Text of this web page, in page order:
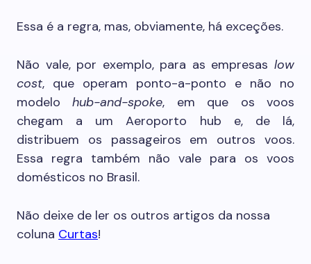
Essa é a regra, mas, obviamente, há exceções.
Não vale, por exemplo, para as empresas low
cost, que operam ponto-a-ponto e não no
modelohub-and-spoke, em que os voos
chegam a um Aeroporto hub e, de lá,
distribuem os passageiros em outros voos.
Essa regra também não vale para os voos
domésticos no Brasil.
Não deixe de ler os outros artigos da nossa
coluna Curtas!